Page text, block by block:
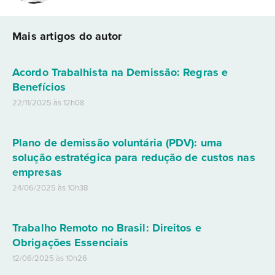
Mais artigos do autor
Acordo Trabalhista na Demissão: Regras e
Benefícios
22/11/2025 às 12h08
Plano de demissão voluntária (PDV): uma
solução estratégica para redução de custos nas
empresas
24/06/2025 às 10h38
Trabalho Remoto no Brasil: Direitos e
Obrigações Essenciais
12/06/2025 às 10h26